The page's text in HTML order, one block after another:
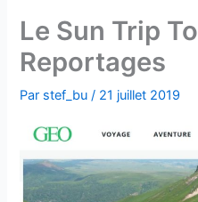
Le Sun Trip
Reportages
Par stef_bu/ 21 juillet 2019